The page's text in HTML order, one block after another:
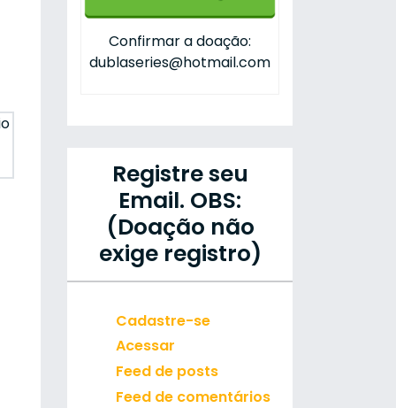
Confirmar a doação:
dublaseries@hotmail.com
Registre seu
Email. OBS:
(Doação não
exige registro)
Cadastre-se
Acessar
Feed de posts
Feed de comentários